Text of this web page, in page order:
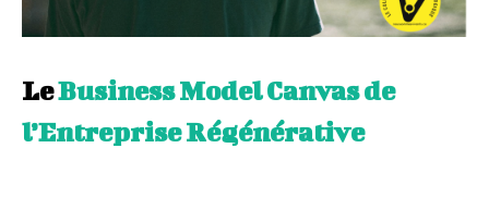
LeBusiness Model Canvas de
l’Entreprise Régénérative